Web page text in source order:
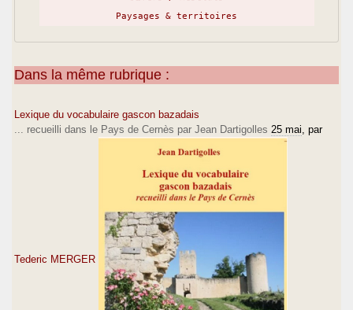
Paysages & territoires
Dans la même rubrique :
Lexique du vocabulaire gascon bazadais
... recueilli dans le Pays de Cernès par Jean Dartigolles 25 mai , par
Tederic MERGER